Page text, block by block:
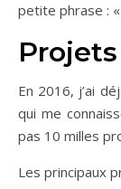
petite phrase :
Projets
En 2016, j’ai
qui me
pas 10 milles
Les principaux